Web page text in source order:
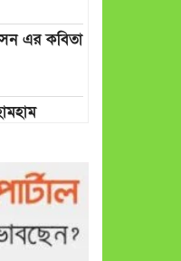
এর কবিতা
পুড়িয়ে
বিভাগের